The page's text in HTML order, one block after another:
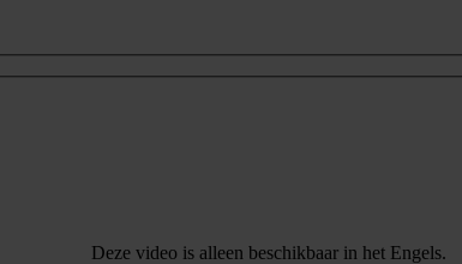
Deze video is alleen beschikbaar in het Engels.